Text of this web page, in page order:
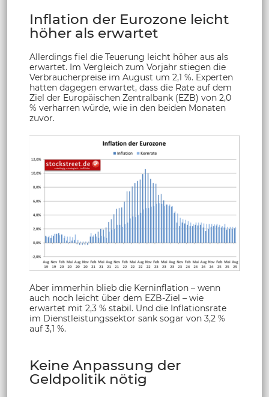
Inflation der Eurozone leicht
höher als erwartet
Allerdings fiel die Teuerung leicht höher aus als
erwartet. Im Vergleich zum Vorjahr stiegen die
Verbraucherpreise im August um 2,1 %. Experten
hatten dagegen erwartet, dass die Rate auf dem
Ziel der Europäischen Zentralbank (EZB) von 2,0
% verharren würde, wie in den beiden Monaten
zuvor.
Aber immerhin blieb die Kerninflation – wenn
auch noch leicht über dem EZB-Ziel – wie
erwartet mit 2,3 % stabil. Und die Inflationsrate
im Dienstleistungssektor sank sogar von 3,2 %
auf 3,1 %.
Keine Anpassung der
Geldpolitik nötig